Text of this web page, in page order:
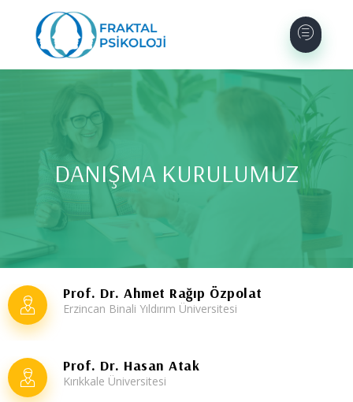
DANIŞMA KURULUMUZ
Prof. Dr. Ahmet Rağıp Özpolat
Erzincan Binali Yıldırım Üniversitesi
Prof. Dr. Hasan Atak
Kırıkkale Üniversitesi